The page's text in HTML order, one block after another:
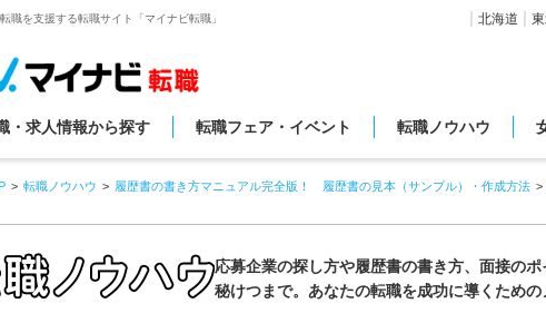
職を支援する転職サイト「マイナビ転職」 北海道
・求人情報から探す 転職フェア・イベント 転職ノウハウ
転職ノウハウ 履歴書の書き方マニュアル完全版！ 履歴書の見本（サンプル）・作成方法
応募企業の探し方や履歴書の書き方、面接の
秘けつまで。あなたの転職を成功に導くための